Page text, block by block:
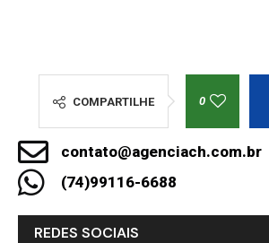
COMPARTILHE 0
contato@agenciach.com.br
(74)99116-6688
REDES SOCIAIS